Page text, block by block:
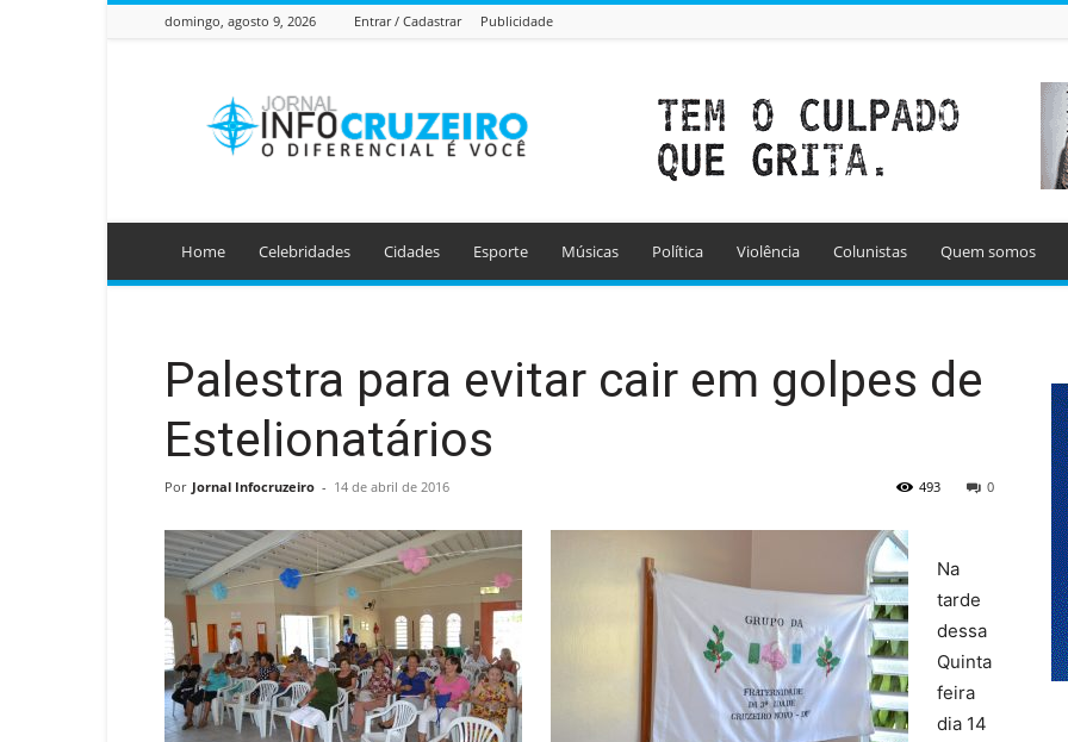
domingo, agosto 9, 2026 Entrar / Cadastrar Publicidade
Info
Cruzeiro
Home Celebridades Cidades Esporte Músicas Política Violência Colunistas Quem somos
Palestra para evitar cair em golpes de
Estelionatários
Por Jornal Infocruzeiro - 14 de abril de 2016 0
493
Na
tarde
dessa
Quinta
feira
dia 14